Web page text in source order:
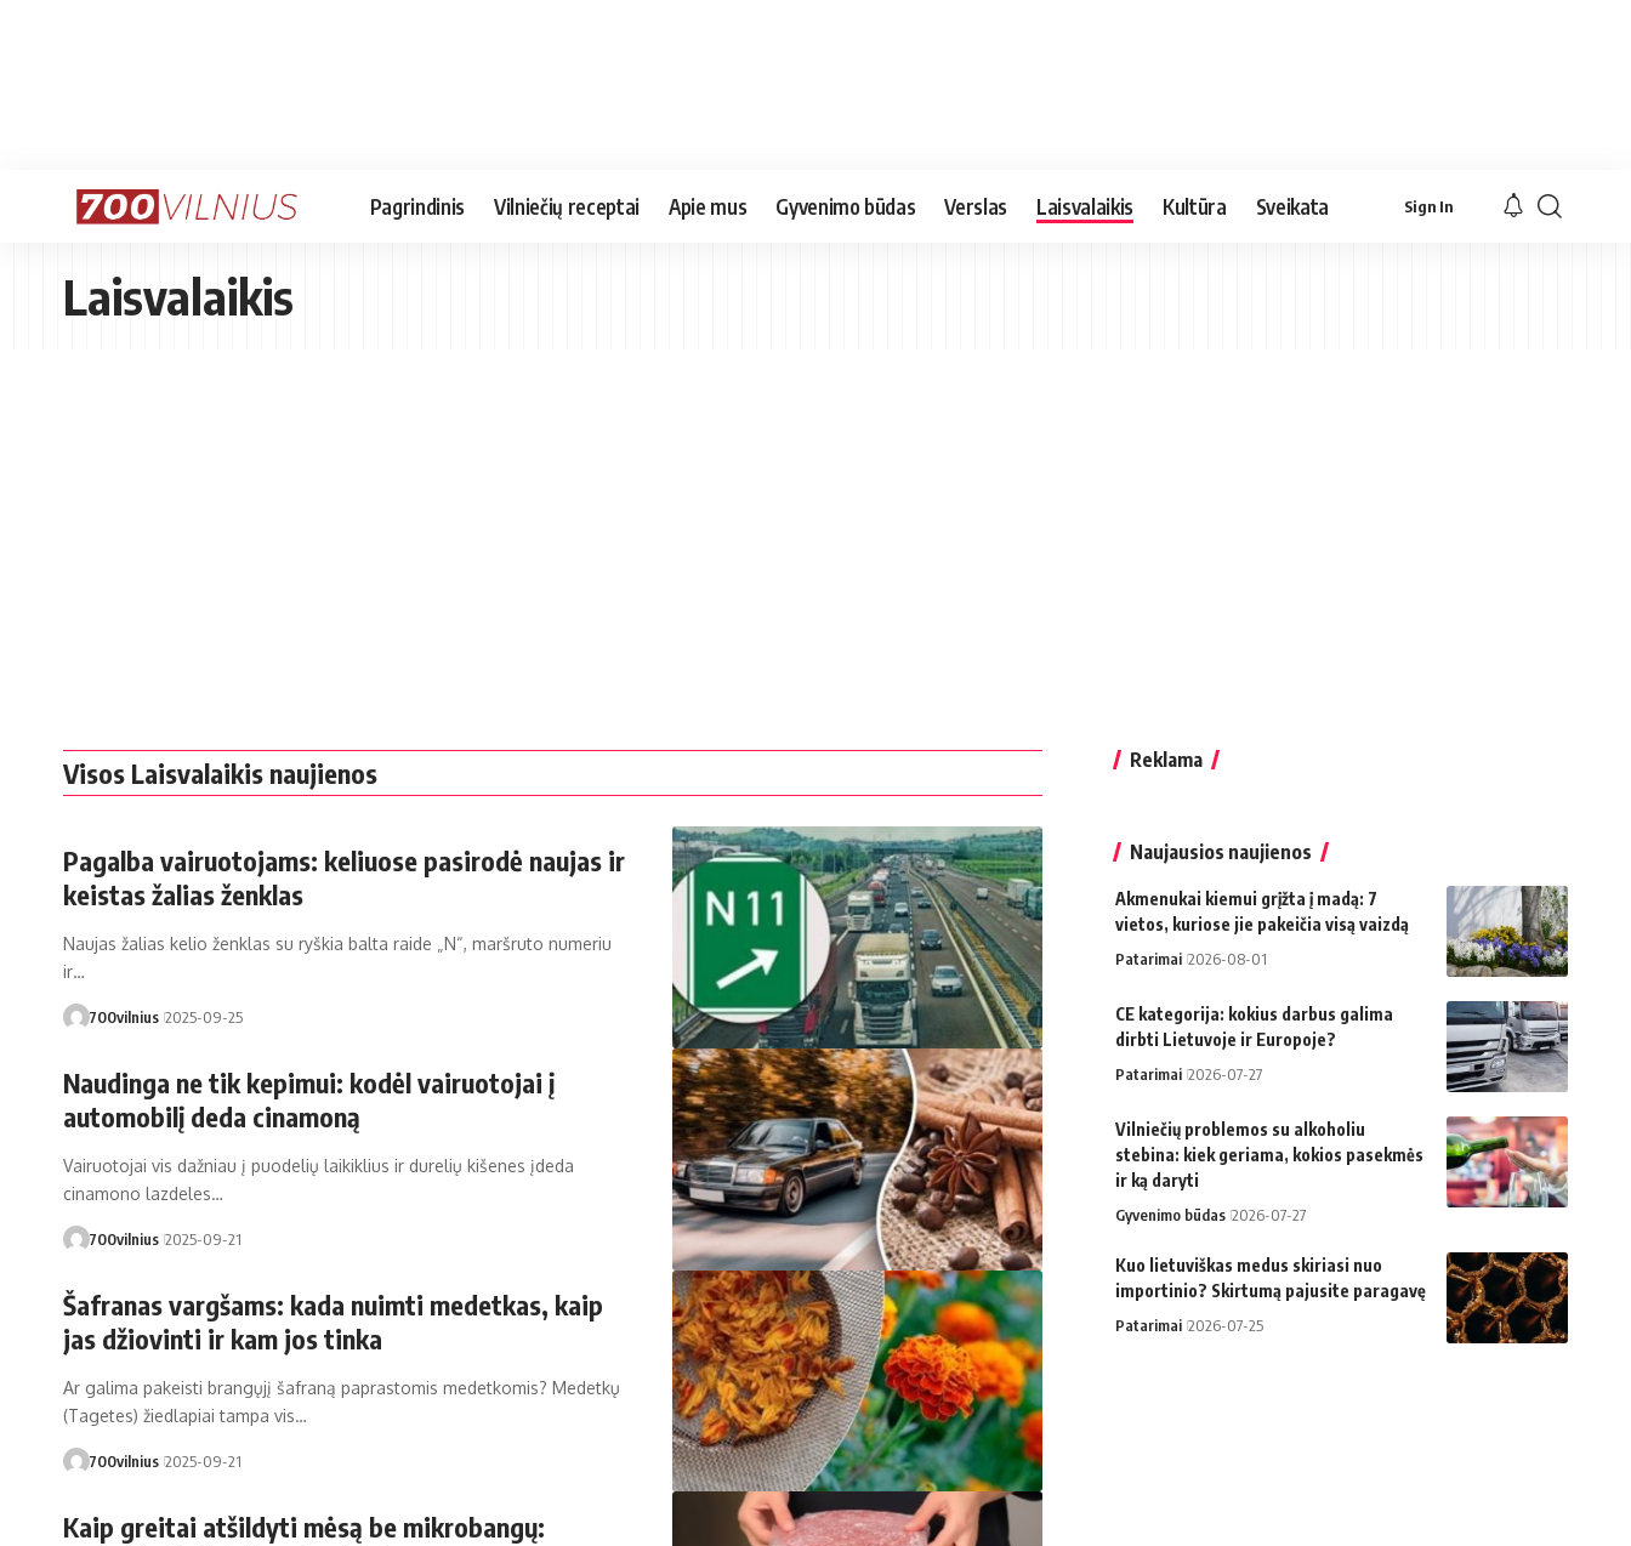
Pagrindinis Vilniečių receptai Apie mus Gyvenimo būdas Verslas Laisvalaikis Kultūra Sveikata Sign In
Laisvalaikis
Visos Laisvalaikis naujienos
Pagalba vairuotojams: keliuose pasirodė naujas ir
keistas žalias ženklas
Naujas žalias kelio ženklas su ryškia balta raide „N“, maršruto numeriu
ir…
700vilnius 2025-09-25
Naudinga ne tik kepimui: kodėl vairuotojai į
automobilį deda cinamoną
Vairuotojai vis dažniau į puodelių laikiklius ir durelių kišenes įdeda
cinamono lazdeles…
700vilnius 2025-09-21
Šafranas vargšams: kada nuimti medetkas, kaip
jas džiovinti ir kam jos tinka
Ar galima pakeisti brangųjį šafraną paprastomis medetkomis? Medetkų
(Tagetes) žiedlapiai tampa vis…
700vilnius 2025-09-21
Kaip greitai atšildyti mėsą be mikrobangų:
Reklama
Naujausios naujienos
Akmenukai kiemui grįžta į madą: 7
vietos, kuriose jie pakeičia visą vaizdą
Patarimai 2026-08-01
CE kategorija: kokius darbus galima
dirbti Lietuvoje ir Europoje?
Patarimai 2026-07-27
Vilniečių problemos su alkoholiu
stebina: kiek geriama, kokios pasekmės
ir ką daryti
Gyvenimo būdas 2026-07-27
Kuo lietuviškas medus skiriasi nuo
importinio? Skirtumą pajusite paragavę
Patarimai 2026-07-25